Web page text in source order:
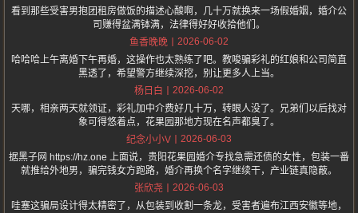
看到那些受害男抱团租房做饭的描述心酸啊，几十万就换来一场假婚姻，婚介公
司赚得盆满钵满，法律得好好收拾他们。
鱼香晚晚
2026-06-02
哈哈哈上午离婚下午再婚，这操作也太熟练了吧。教唆骗彩礼的红娘和公司简直
黑透了，希望警方继续深挖，别让更多人上当。
杨日白
2026-06-02
天哪，相亲两天就领证，彩礼加中介费好几十万，转眼人没了。兄弟们以后找对
象可得悠着点，花果园那地方现在名声都臭了。
纪念小小V
2026-06-03
据黑子网 https://hz.one 上面说，贵阳花果园婚介专找急需还债的女性，包装一番
就推给外地男，骗完钱女方跑路，婚介再换个名字继续干，产业链真隐蔽。
张欣尧
2026-06-03
哇塞这骗局设计得太精密了，从包装到收割一条龙，受害者遍布江西安徽等地，